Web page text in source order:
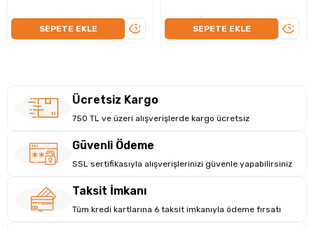
üretimi hem de oyun performansı için ideal bir çözüm sunar.
SEPETE EKLE
ÜRÜNÜ
SEPETE EKLE
Ücretsiz Kargo
750 TL ve üzeri alışverişlerde kargo ücretsiz
Güvenli Ödeme
SSL sertifikasıyla alışverişlerinizi güvenle yapabilirsiniz
Taksit İmkanı
Tüm kredi kartlarına 6 taksit imkanıyla ödeme fırsatı